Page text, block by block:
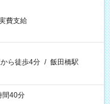
費支給
ら徒歩4分 / 飯田橋駅
間40分